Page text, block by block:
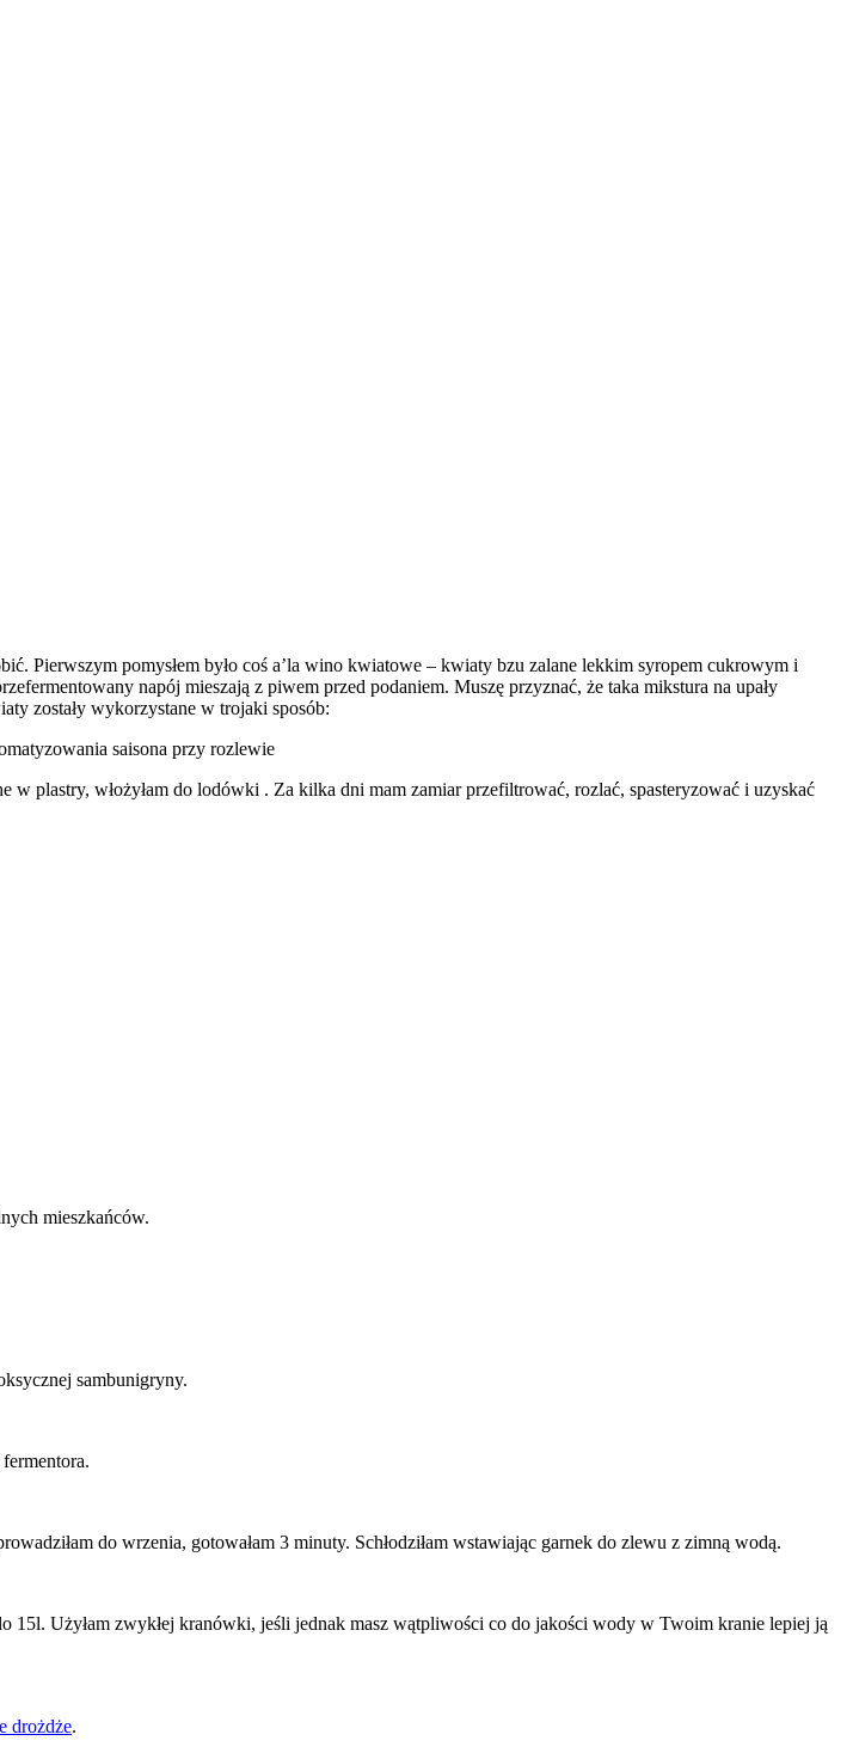
Pierwszym pomysłem było coś a’la wino kwiatowe – kwiaty bzu zalane lekkim syropem cukrowym i
napój mieszają z piwem przed podaniem. Muszę przyznać, że taka mikstura na upały
zostały wykorzystane w trojaki sposób:
saisona przy rozlewie
plastry, włożyłam do lodówki . Za kilka dni mam zamiar przefiltrować, rozlać, spasteryzować i uzyskać
mieszkańców.
sambunigryny.
do wrzenia, gotowałam 3 minuty. Schłodziłam wstawiając garnek do zlewu z zimną wodą.
15l. Użyłam zwykłej kranówki, jeśli jednak masz wątpliwości co do jakości wody w Twoim kranie lepiej ją
drożdże.